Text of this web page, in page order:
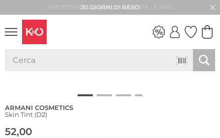
30 GIORNI DI RESO
ARMANI COSMETICS
Skin Tint (D2)
52,00